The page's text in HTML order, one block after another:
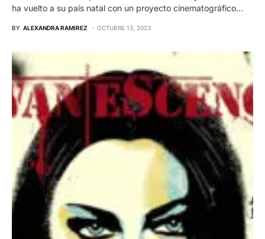
ha vuelto a su país natal con un proyecto cinematográfico…
BY ALEXANDRA RAMIREZ OCTUBRE 13, 2023